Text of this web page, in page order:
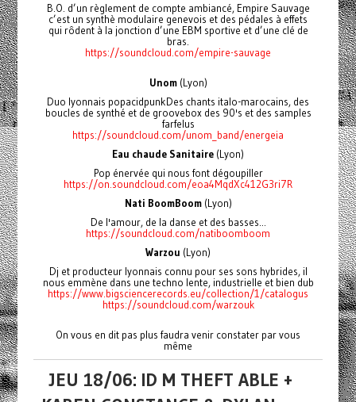
B.O. d’un règlement de compte ambiancé, Empire Sauvage
c’est un synthè modulaire genevois et des pédales à effets
qui rôdent à la jonction d’une EBM sportive et d’une clé de
bras.
https://soundcloud.com/empire-sauvage
Unom (Lyon)
Duo lyonnais popacidpunkDes chants italo-marocains, des
boucles de synthé et de groovebox des 90's et des samples
farfelus
https://soundcloud.com/unom_band/energeia
Eau chaude Sanitaire (Lyon)
Pop énervée qui nous font dégoupiller
https://on.soundcloud.com/eoa4MqdXc412G3ri7R
Nati BoomBoom(Lyon)
De l'amour, de la danse et des basses...
https://soundcloud.com/natiboomboom
Warzou (Lyon)
Dj et producteur lyonnais connu pour ses sons hybrides, il
nous emmène dans une techno lente, industrielle et bien dub
https://www.bigsciencerecords.eu/collection/1/catalogus
https://soundcloud.com/warzouk
On vous en dit pas plus faudra venir constater par vous
même
JEU 18/06: ID M THEFT ABLE +